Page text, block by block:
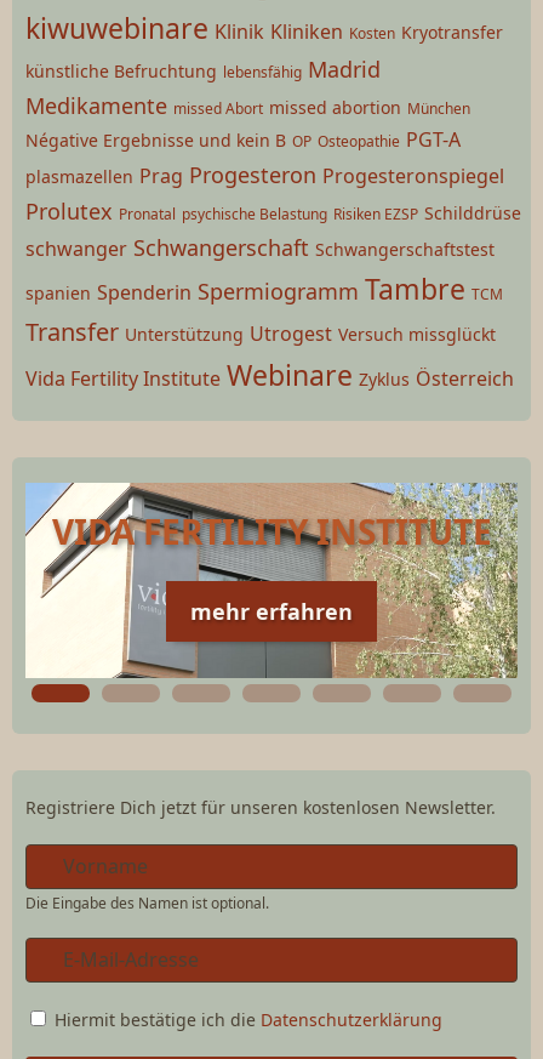
kiwuwebinare Klinik Kliniken Kosten Kryotransfer
künstliche Befruchtung lebensfähig Madrid
Medikamente missed Abort missed abortion München
Négative Ergebnisse und kein B OP Osteopathie PGT-A
plasmazellen Prag Progesteron Progesteronspiegel
Prolutex Pronatal psychische Belastung Risiken EZSP Schilddrüse
schwanger Schwangerschaft Schwangerschaftstest
spanien Spenderin Spermiogramm Tambre TCM
Transfer Unterstützung Utrogest Versuch missglückt
Vida Fertility Institute Webinare Zyklus Österreich
VIDA FERTILITY INSTITUTE
mehr erfahren
Registriere Dich jetzt für unseren kostenlosen Newsletter.
Die Eingabe des Namen ist optional.
Hiermit bestätige ich die Datenschutzerklärung